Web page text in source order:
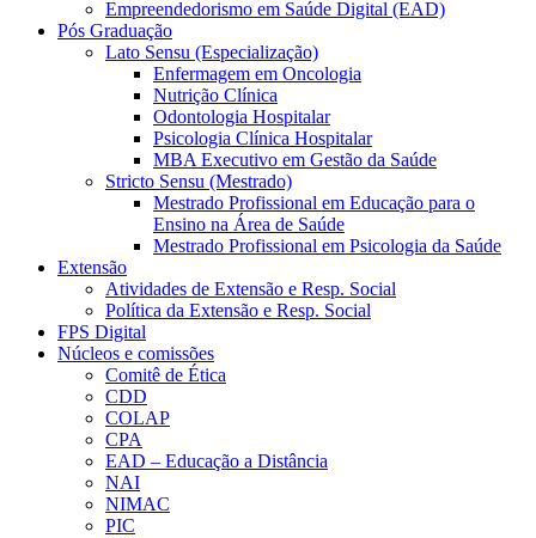
Empreendedorismo em Saúde Digital (EAD)
Pós Graduação
Lato Sensu (Especialização)
Enfermagem em Oncologia
Nutrição Clínica
Odontologia Hospitalar
Psicologia Clínica Hospitalar
MBA Executivo em Gestão da Saúde
Stricto Sensu (Mestrado)
Mestrado Profissional em Educação para o
Ensino na Área de Saúde
Mestrado Profissional em Psicologia da Saúde
Extensão
Atividades de Extensão e Resp. Social
Política da Extensão e Resp. Social
FPS Digital
Núcleos e comissões
Comitê de Ética
CDD
COLAP
CPA
EAD – Educação a Distância
NAI
NIMAC
PIC